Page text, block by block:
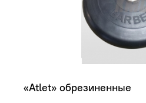
«Atlet» обрезиненные